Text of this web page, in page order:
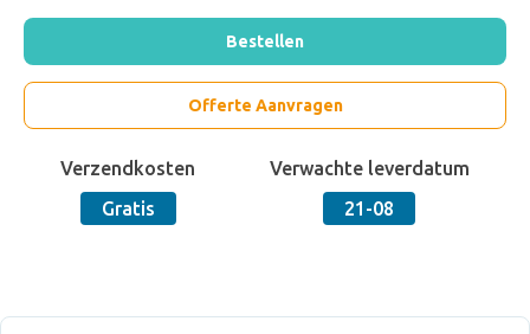
Bestellen
Offerte Aanvragen
Verzendkosten
Gratis
Verwachte leverdatum
21-08